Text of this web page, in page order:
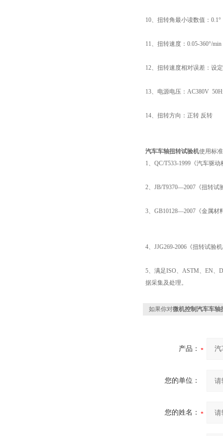
10、扭转角最小读数值：0.1°
11、扭转速度：0.05-360°/
12、扭转速度相对误差：设
13、电源电压：AC380V
14、扭转方向：正转 反转
汽车车轴扭转试验机使用标
1、QC/T533-1999《汽车驱
2、JB/T9370—2007《扭转试
3、GB10128—2007《金属材
4、JJG269-2006《扭转试验
5、满足ISO、ASTM、EN、
据采集及处理。
如果你对微机控制汽车车轴
产品：
您的单位：
您的姓名：